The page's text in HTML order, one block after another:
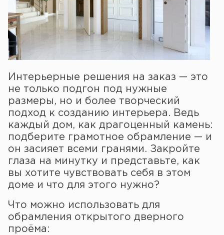
Интерьерные решения на заказ — это
не только подгон под нужные
размеры, но и более творческий
подход к созданию интерьера. Ведь
каждый дом, как драгоценный камень:
подберите грамотное обрамление — и
он засияет всеми гранями. Закройте
глаза на минутку и представьте, как
вы хотите чувствовать себя в этом
доме и что для этого нужно?
Что можно использовать для
обрамления открытого дверного
проёма: